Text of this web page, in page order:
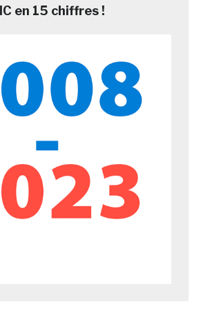
en 15 chiffres !